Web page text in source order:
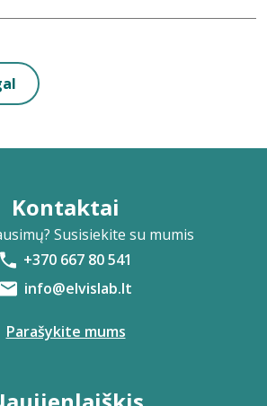
Kontaktai
Susisiekite su mumis
+370 667 80 541
info@elvislab.lt
Parašykite mums